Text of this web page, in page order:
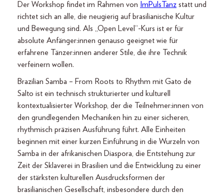
Der Workshop findet im Rahmen von ImPulsTanz statt und
richtet sich an alle, die neugierig auf brasilianische Kultur
und Bewegung sind. Als „Open Level“-Kurs ist er für
absolute Anfänger:innen genauso geeignet wie für
erfahrene Tänzer:innen anderer Stile, die ihre Technik
verfeinern wollen.
Brazilian Samba – From Roots to Rhythm mit Gato de
Salto ist ein technisch strukturierter und kulturell
kontextualisierter Workshop, der die Teilnehmer:innen von
den grundlegenden Mechaniken hin zu einer sicheren,
rhythmisch präzisen Ausführung führt. Alle Einheiten
beginnen mit einer kurzen Einführung in die Wurzeln von
Samba in der afrikanischen Diaspora, die Entstehung zur
Zeit der Sklaverei in Brasilien und die Entwicklung zu einer
der stärksten kulturellen Ausdrucksformen der
brasilianischen Gesellschaft, insbesondere durch den